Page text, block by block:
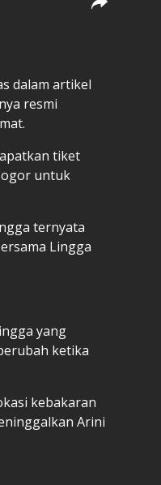
dalam artikel
resmi
tiket
untuk
ternyata
Lingga
yang
ketika
kebakaran
Arini